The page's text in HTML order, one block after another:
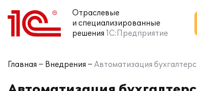
Отраслевые
и специализированные
решения 1С:Предприятие
Главная Внедрения Автоматизация